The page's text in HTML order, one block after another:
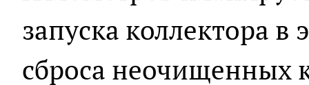
запуска коллектора
сброса неочищенных